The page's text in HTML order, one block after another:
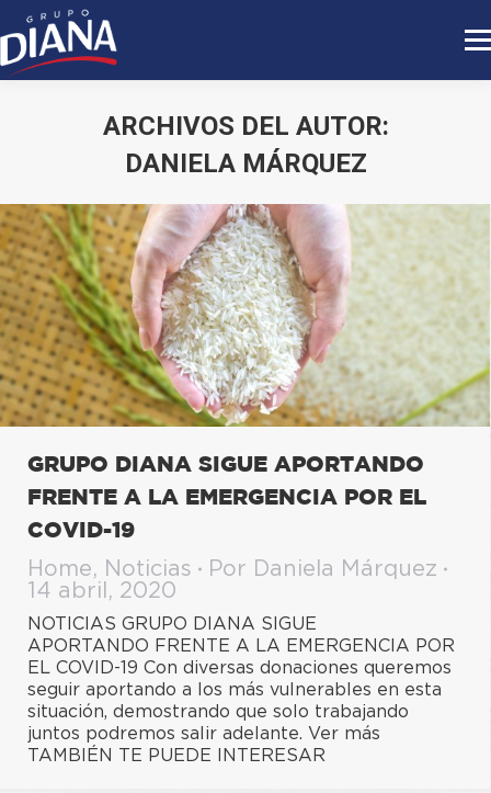
ARCHIVOS DEL AUTOR:
DANIELA MÁRQUEZ
GRUPO DIANA SIGUE APORTANDO
FRENTE A LA EMERGENCIA POR EL
COVID-19
Home, Noticias Por Daniela Márquez
14 abril, 2020
NOTICIAS GRUPO DIANA SIGUE
APORTANDO FRENTE A LA EMERGENCIA POR
EL COVID-19 Con diversas donaciones queremos
seguir aportando a los más vulnerables en esta
situación, demostrando que solo trabajando
juntos podremos salir adelante. Ver más
TAMBIÉN TE PUEDE INTERESAR